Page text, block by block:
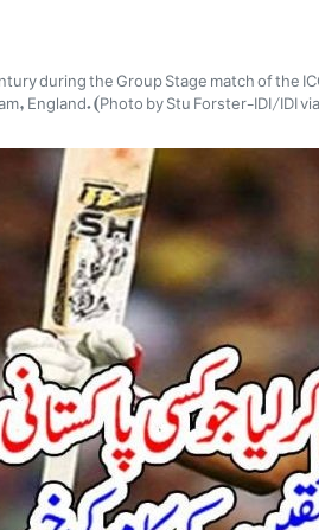
during the Group Stage match of
England. (Photo by Stu Forster-IDI/IDI